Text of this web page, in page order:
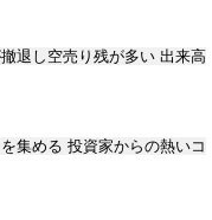
退し空売り残が多い 出来高
集める 投資家からの熱いコ